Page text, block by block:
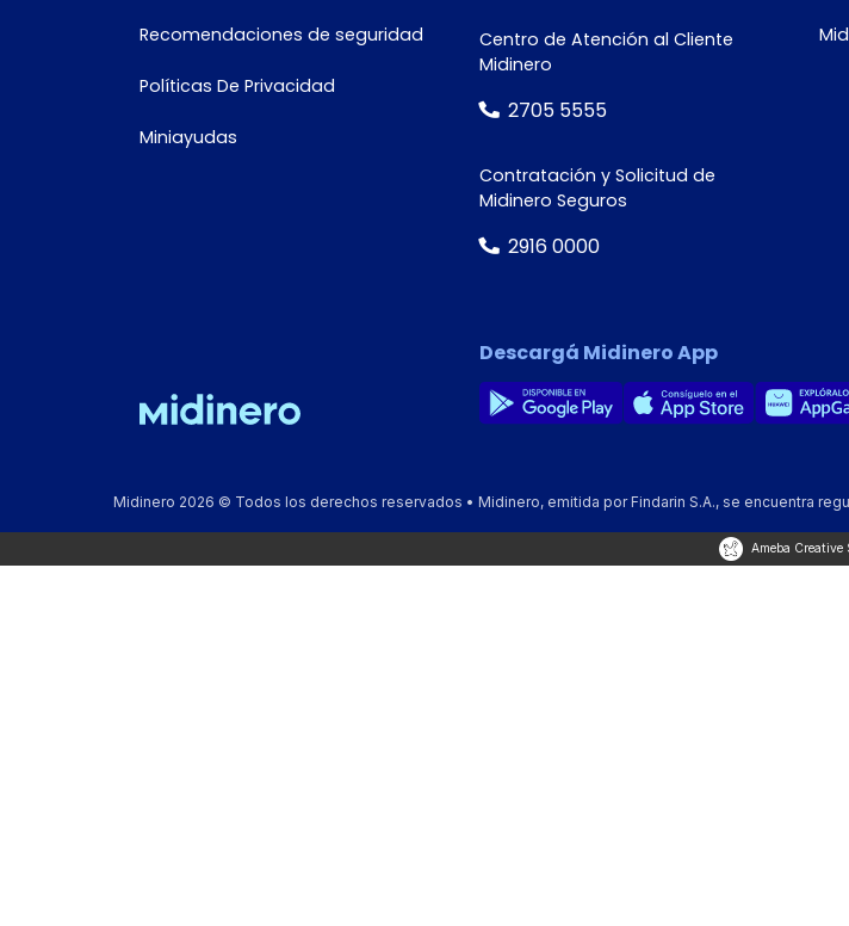
Recomendaciones de seguridad
Políticas De Privacidad
Miniayudas
Centro de Atención al Cliente
Midinero
2705 5555
Contratación y Solicitud de
Midinero Seguros
2916 0000
Descargá Midinero App
Midinero 2026 © Todos los derechos reservados • Midinero, emitida por Findarin S.A., se encuentra
Ameba Creative